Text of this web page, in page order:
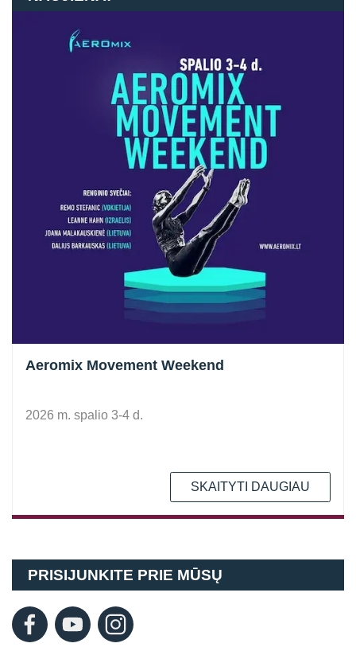
Aeromix Movement Weekend
2026 m. spalio 3-4 d.
SKAITYTI DAUGIAU
PRISIJUNKITE PRIE MŪSŲ